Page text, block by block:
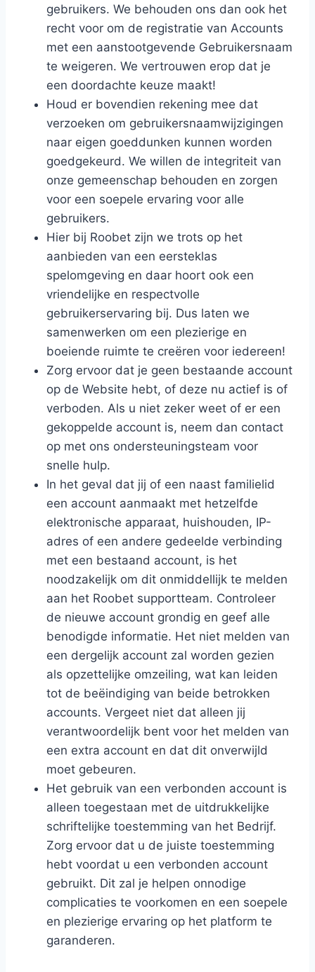
gebruikers. We behouden ons dan ook het
recht voor om de registratie van Accounts
met een aanstootgevende Gebruikersnaam
te weigeren. We vertrouwen erop dat je
een doordachte keuze maakt!
Houd er bovendien rekening mee dat
verzoeken om gebruikersnaamwijzigingen
naar eigen goeddunken kunnen worden
goedgekeurd. We willen de integriteit van
onze gemeenschap behouden en zorgen
voor een soepele ervaring voor alle
gebruikers.
Hier bij Roobet zijn we trots op het
aanbieden van een eersteklas
spelomgeving en daar hoort ook een
vriendelijke en respectvolle
gebruikerservaring bij. Dus laten we
samenwerken om een plezierige en
boeiende ruimte te creëren voor iedereen!
Zorg ervoor dat je geen bestaande account
op de Website hebt, of deze nu actief is of
verboden. Als u niet zeker weet of er een
gekoppelde account is, neem dan contact
op met ons ondersteuningsteam voor
snelle hulp.
In het geval dat jij of een naast familielid
een account aanmaakt met hetzelfde
elektronische apparaat, huishouden, IP-
adres of een andere gedeelde verbinding
met een bestaand account, is het
noodzakelijk om dit onmiddellijk te melden
aan het Roobet supportteam. Controleer
de nieuwe account grondig en geef alle
benodigde informatie. Het niet melden van
een dergelijk account zal worden gezien
als opzettelijke omzeiling, wat kan leiden
tot de beëindiging van beide betrokken
accounts. Vergeet niet dat alleen jij
verantwoordelijk bent voor het melden van
een extra account en dat dit onverwijld
moet gebeuren.
Het gebruik van een verbonden account is
alleen toegestaan met de uitdrukkelijke
schriftelijke toestemming van het Bedrijf.
Zorg ervoor dat u de juiste toestemming
hebt voordat u een verbonden account
gebruikt. Dit zal je helpen onnodige
complicaties te voorkomen en een soepele
en plezierige ervaring op het platform te
garanderen.